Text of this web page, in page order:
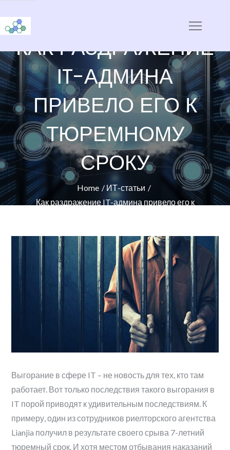
contentКАК РАЗДРАЖЕНИЕ
IT-АДМИНА
ПРИВЕЛО ЕГО К
ТЮРЕМНОМУ
СРОКУ
Home
ИТ-статьи
Как раздражение IT-админа привело его к
Выгорание в сфере IT – не новость для тех, кто там
работает. Вот только последствия такого выгорания в
IT порой приводят к удивительным последствиям. К
примеру, один из сотрудников риелторского агентства
Lianjia получил в результате своего срыва 7-летний
тюремный срок. И хотя местом отбывания наказаний